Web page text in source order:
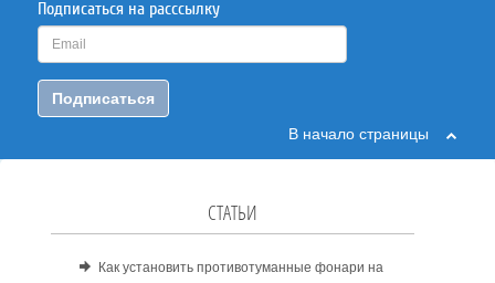
Подписаться на расссылку
Подписаться
В начало страницы
СТАТЬИ
Как установить противотуманные фонари на